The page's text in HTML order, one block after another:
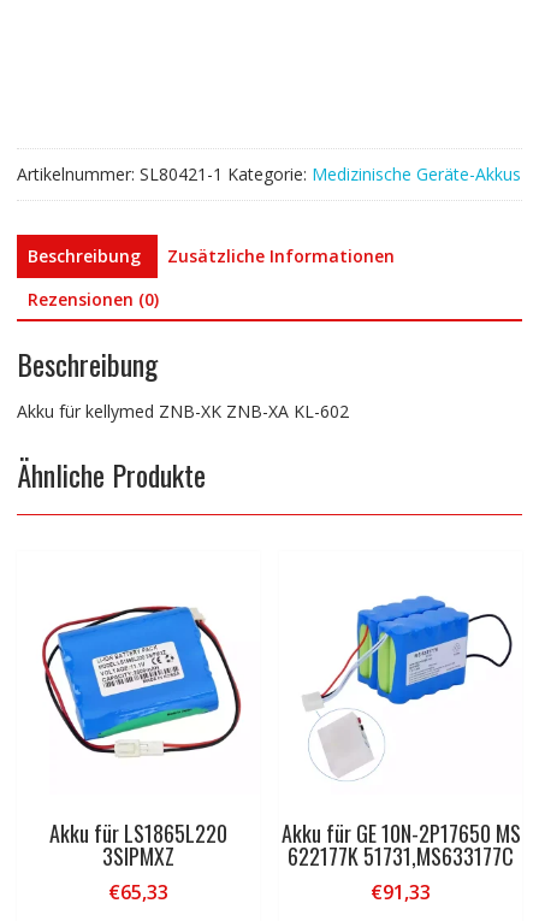
Menge
Artikelnummer: SL80421-1 Kategorie: Medizinische Geräte-Akkus
Beschreibung
Zusätzliche Informationen
Rezensionen (0)
Beschreibung
Akku für kellymed ZNB-XK ZNB-XA KL-602
Ähnliche Produkte
Akku für LS1865L220
3SIPMXZ
€65,33
Akku für GE 10N-2P17650 MS
622177K 51731,MS633177C
€91,33